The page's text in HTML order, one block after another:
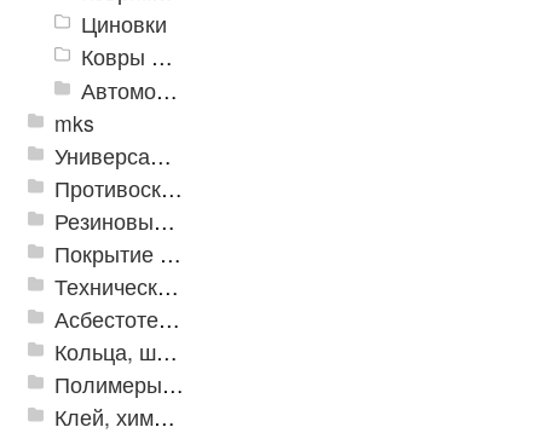
Циновки
Ковры для детской
Автомобильные коврики
mks
Универсальные модульные покрытия
Противоскользящая защита для лестниц, профили, ленты
Резиновые и ПВХ дорожки
Покрытие из резиновой крошки
Техническая резина
Асбестотехнические и теплоизоляционные материалы
Кольца, шайбы, манжеты
Полимеры и пластики
Клей, химия, сопутствующие товары